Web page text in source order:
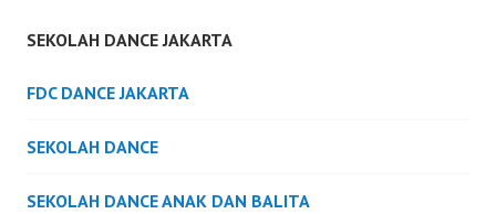
SEKOLAH DANCE JAKARTA
FDC DANCE JAKARTA
SEKOLAH DANCE
SEKOLAH DANCE ANAK DAN BALITA